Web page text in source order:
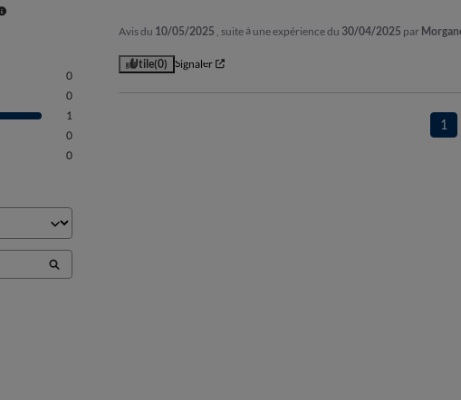
0
0
1
0
0
Avis du 10/05/2025 , suite à une expérience du 30/04/2025 par
Utile(0) Signaler
1